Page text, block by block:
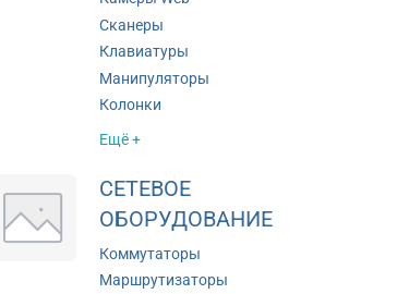
Сканеры
Клавиатуры
Манипуляторы
Колонки
Ещё +
СЕТЕВОЕ
ОБОРУДОВАНИЕ
Коммутаторы
Маршрутизаторы